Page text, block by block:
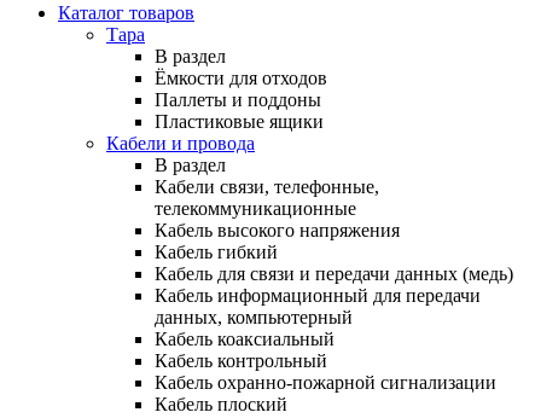
Каталог товаров
Тара
В раздел
Ёмкости для отходов
Паллеты и поддоны
Пластиковые ящики
Кабели и провода
В раздел
Кабели связи, телефонные,
телекоммуникационные
Кабель высокого напряжения
Кабель гибкий
Кабель для связи и передачи данных (медь)
Кабель информационный для передачи
данных, компьютерный
Кабель коаксиальный
Кабель контрольный
Кабель охранно-пожарной сигнализации
Кабель плоский